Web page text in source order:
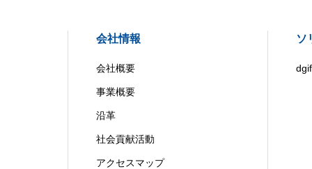
会社情報
会社概要
事業概要
沿革
社会貢献活動
アクセスマップ
ソ